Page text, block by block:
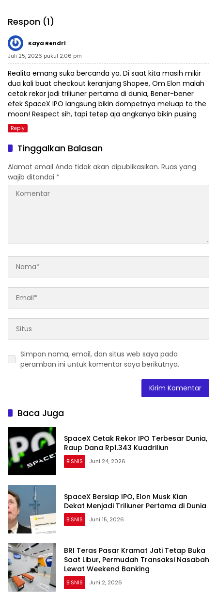
Respon (1)
Kaya Rendri
Juli 25, 2026 pukul 2:06 pm
Realita emang suka bercanda ya. Di saat kita masih mikir
dua kali buat checkout keranjang Shopee, Om Elon malah
cetak rekor jadi triliuner pertama di dunia, Bener-bener
efek SpaceX IPO langsung bikin dompetnya meluap to the
moon! Respect sih, tapi tetep aja angkanya bikin pusing
Reply
Tinggalkan Balasan
Alamat email Anda tidak akan dipublikasikan. Ruas yang
wajib ditandai *
Simpan nama, email, dan situs web saya pada
peramban ini untuk komentar saya berikutnya.
Baca Juga
SpaceX Cetak Rekor IPO Terbesar Dunia,
Raup Dana Rp1.343 Kuadriliun
BISNIS Juni 24, 2026
SpaceX Bersiap IPO, Elon Musk Kian
Dekat Menjadi Triliuner Pertama di Dunia
BISNIS Juni 15, 2026
BRI Teras Pasar Kramat Jati Tetap Buka
Saat Libur, Permudah Transaksi Nasabah
Lewat Weekend Banking
BISNIS Juni 2, 2026